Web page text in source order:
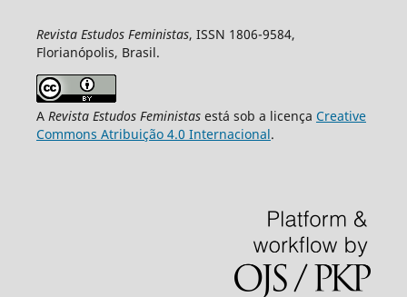
Revista Estudos Feministas, ISSN 1806-9584,
Florianópolis, Brasil.
A Revista Estudos Feministasestá sob a licença Creative
Commons Atribuição 4.0 Internacional.